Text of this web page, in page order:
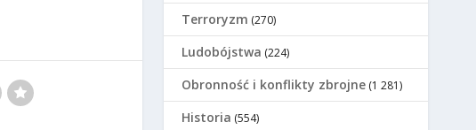
Terroryzm (270)
Ludobójstwa (224)
Оbronność i konflikty zbrojne (1 281)
Historia (554)